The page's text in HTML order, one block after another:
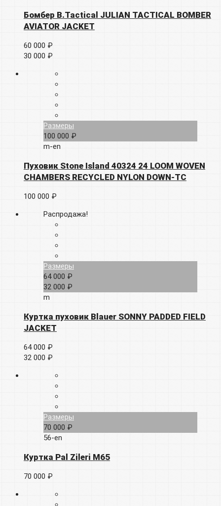
Бомбер B.Tactical JULIAN TACTICAL BOMBER
AVIATOR JACKET
60 000 ₽
30 000 ₽
Размеры
100 000 ₽
m-en
Пуховик Stone Island 40324 24 LOOM WOVEN
CHAMBERS RECYCLED NYLON DOWN-TC
100 000 ₽
Распродажа!
Размеры
64 000 ₽
32 000 ₽
m
Куртка пуховик Blauer SONNY PADDED FIELD
JACKET
64 000 ₽
32 000 ₽
Размеры
70 000 ₽
56-en
Куртка Pal Zileri M65
70 000 ₽